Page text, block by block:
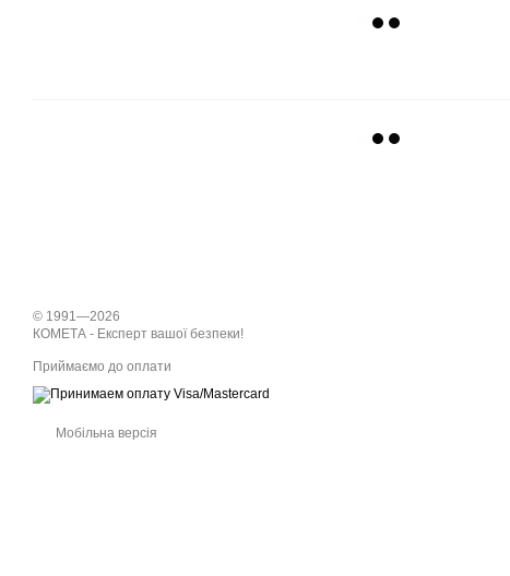
© 1991—2026
КОМЕТА - Експерт вашої безпеки!
Приймаємо до оплати
Мобільна версія